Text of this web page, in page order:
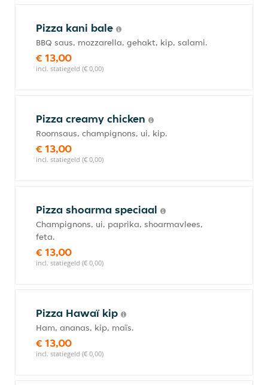
Pizza kani bale
BBQ saus, mozzarella, gehakt, kip, salami.
€ 13,00
incl. statiegeld (€ 0,00)
Pizza creamy chicken
Roomsaus, champignons, ui, kip.
€ 13,00
incl. statiegeld (€ 0,00)
Pizza shoarma speciaal
Champignons, ui, paprika, shoarmavlees,
feta.
€ 13,00
incl. statiegeld (€ 0,00)
Pizza Hawaï kip
Ham, ananas, kip, maïs.
€ 13,00
incl. statiegeld (€ 0,00)